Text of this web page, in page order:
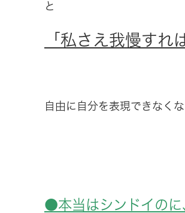
と
「私さえ我慢すれ
自由に自分を表現できなく
●本当はシンドイのに